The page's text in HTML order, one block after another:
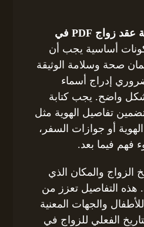
نموذج وثيقة عقد زواج PDF في
أساسية يجب أن
صحة وسلامة الوثيقة
إدراج أسماء
واضح. يجب كتابة
تضمين تفاصيل الهوية مثل
الهوية أو جوازات السفر،
فهم فيما بعد.
الزواج والمكان الذي
هذه التفاصيل تعزز من
والجهات المعنية
الفعلي للزواج في